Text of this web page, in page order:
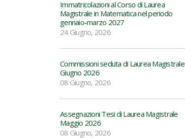
Immatricolazioni al Corso di Laurea
Magistrale in Matematica nel periodo
gennaio-marzo 2027
24 Giugno, 2026
Commissioni seduta di Laurea Magistrale
Giugno 2026
08 Giugno, 2026
Assegnazioni Tesi di Laurea Magistrale
Maggio 2026
08 Giugno, 2026